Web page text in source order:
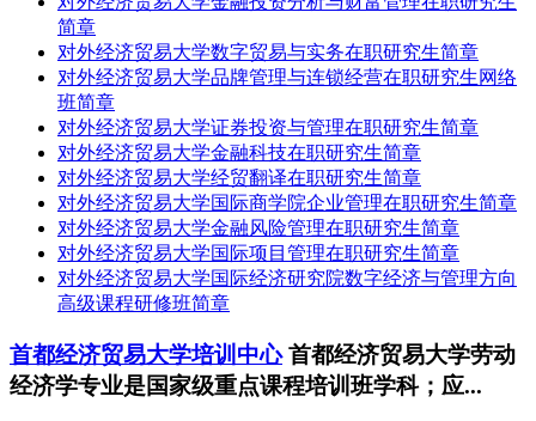
简章
对外经济贸易大学数字贸易与实务在职研究生简章
对外经济贸易大学品牌管理与连锁经营在职研究生网络
班简章
对外经济贸易大学证券投资与管理在职研究生简章
对外经济贸易大学金融科技在职研究生简章
对外经济贸易大学经贸翻译在职研究生简章
对外经济贸易大学国际商学院企业管理在职研究生简章
对外经济贸易大学金融风险管理在职研究生简章
对外经济贸易大学国际项目管理在职研究生简章
对外经济贸易大学国际经济研究院数字经济与管理方向
高级课程研修班简章
首都经济贸易大学培训中心 首都经济贸易大学劳动
经济学专业是国家级重点课程培训班学科；应...